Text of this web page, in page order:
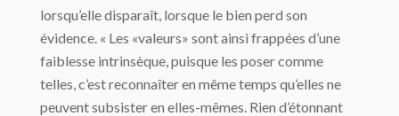
lorsqu’elle disparaît, lorsque le bien perd son
évidence. « Les «valeurs» sont ainsi frappées d’une
faiblesse intrinsèque, puisque les poser comme
telles, c’est re­connaîter en même temps qu’elles ne
peuvent subsister en elles-mêmes. Rien d’éton­nant